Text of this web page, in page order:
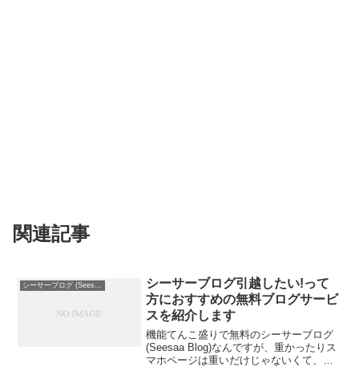
関連記事
シーサーブログ引越したい!って
方におすすめの無料ブログサービ
スを紹介します
機能てんこ盛りで無料のシーサーブログ
(Seesaa Blog)なんですが、重かったりス
マホページは重いだけじゃないくて、広